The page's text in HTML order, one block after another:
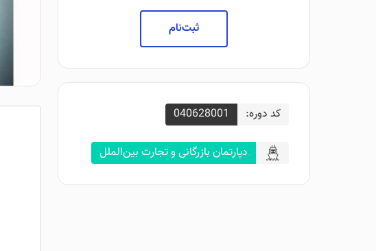
ثبت‌نام
کد دوره: 040628001
دپارتمان بازرگانی و تجارت بین‌الملل